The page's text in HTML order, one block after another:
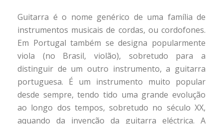
Guitarra é o nome genérico de uma família de
instrumentos musicais de cordas, ou cordofones.
Em Portugal também se designa popularmente
viola (no Brasil, violão), sobretudo para a
distinguir de um outro instrumento, a guitarra
portuguesa. É um instrumento muito popular
desde sempre, tendo tido uma grande evolução
ao longo dos tempos, sobretudo no século XX,
aquando da invenção da guitarra eléctrica. A